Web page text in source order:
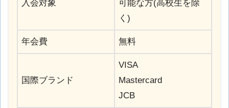
入会対象
可能な方(高校生を除
く)
年会費 無料
国際ブランド
VISA
Mastercard
JCB